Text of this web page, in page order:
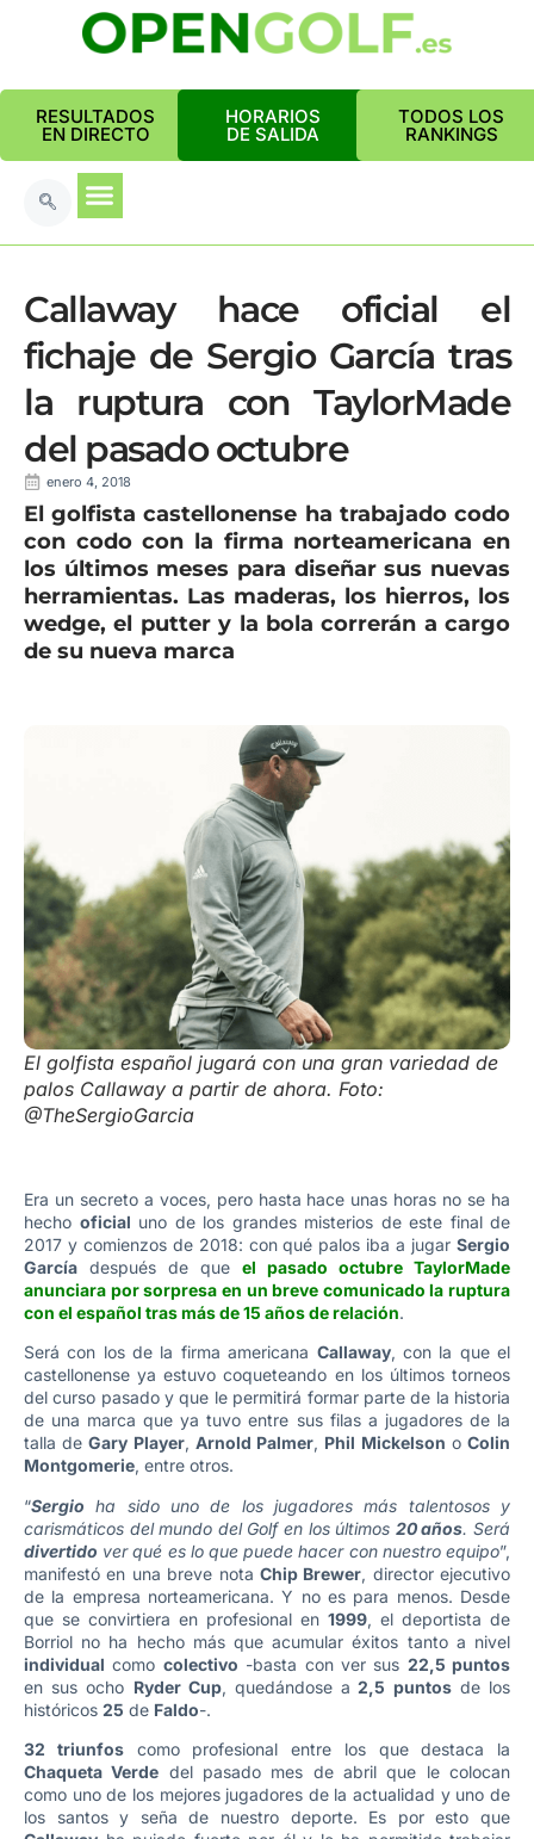
RESULTADOS
EN DIRECTO
HORARIOS
DE SALIDA
TODOS LOS
RANKINGS
Callaway hace oficial el
fichaje de Sergio García tras
la ruptura con TaylorMade
del pasado octubre
enero 4, 2018
El golfista castellonense ha trabajado codo
con codo con la firma norteamericana en
los últimos meses para diseñar sus nuevas
herramientas. Las maderas, los hierros, los
wedge, el putter y la bola correrán a cargo
de su nueva marca
El golfista español jugará con una gran variedad de
palos Callaway a partir de ahora. Foto:
@TheSergioGarcia
Era un secreto a voces, pero hasta hace unas horas no se ha
hecho oficial uno de los grandes misterios de este final de
2017 y comienzos de 2018: con qué palos iba a jugar Sergio
García después de que el pasado octubre TaylorMade
anunciara por sorpresa en un breve comunicado la ruptura
con el español tras más de 15 años de relación.
Será con los de la firma americana Callaway, con la que el
castellonense ya estuvo coqueteando en los últimos torneos
del curso pasado y que le permitirá formar parte de la historia
de una marca que ya tuvo entre sus filas a jugadores de la
talla deGary Player, Arnold Palmer, Phil Mickelson oColin
Montgomerie, entre otros.
“Sergio ha sido uno de los jugadores más talentosos y
carismáticos del mundo del Golf en los últimos 20 años. Será
divertido ver qué es lo que puede hacer con nuestro equipo”,
manifestó en una breve nota Chip Brewer, director ejecutivo
de la empresa norteamericana. Y no es para menos. Desde
que se convirtiera en profesional en 1999, el deportista de
Borriol no ha hecho más que acumular éxitos tanto a nivel
individual como colectivo -basta con ver sus 22,5 puntos
en sus ocho Ryder Cup, quedándose a 2,5 puntosde los
históricos 25 de Faldo-.
32 triunfoscomo profesional entre los que destaca la
Chaqueta Verde del pasado mes de abril que le colocan
como uno de los mejores jugadores de la actualidad y uno de
los santos y seña de nuestro deporte. Es por esto que